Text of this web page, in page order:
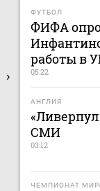
ФУТБОЛ
ФИФА
работы в
05:22
АНГЛИЯ
СМИ
03:12
ЧЕМПИОНАТ